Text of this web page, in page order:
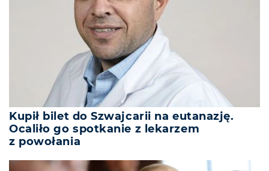
Kupił bilet do Szwajcarii na eutanazję.
Ocaliło go spotkanie z lekarzem
z powołania